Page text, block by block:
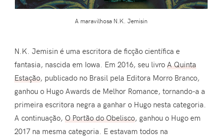
A maravilhosa N.K. Jemisin
N.K. Jemisin é uma escritora de ficção científica e
fantasia, nascida em Iowa. Em 2016, seu livroA Quinta
Estação, publicado no Brasil pela Editora Morro Branco,
ganhou o Hugo Awards de Melhor Romance, tornando-a a
primeira escritora negra a ganhar o Hugo nesta categoria.
A continuação, O Portão do Obelisco, ganhou o Hugo em
2017 na mesma categoria. E estavam todos na